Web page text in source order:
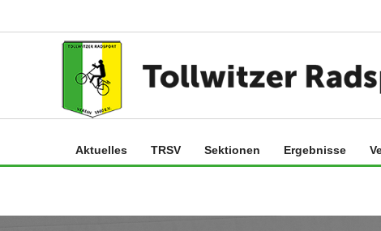
Aktuelles TRSV Sektionen Ergebnisse